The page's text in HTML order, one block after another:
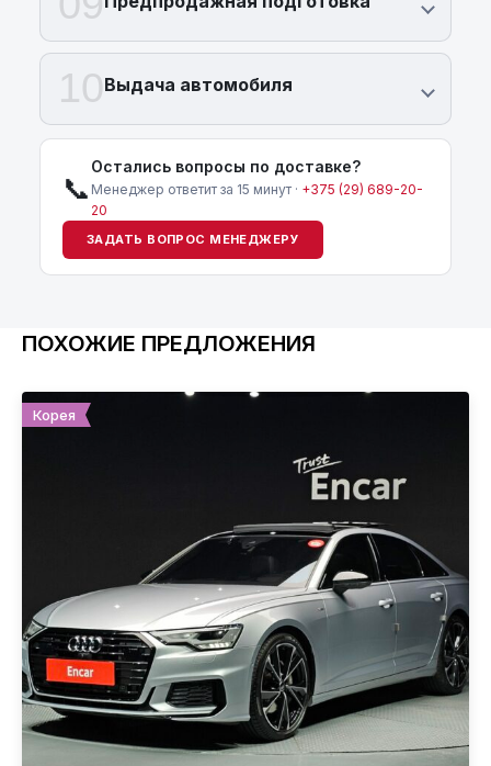
10Выдача автомобиля
📞
Остались вопросы по доставке?
Менеджер ответит за 15 минут · +375 (29) 689-20-
20
ЗАДАТЬ ВОПРОС МЕНЕДЖЕРУ
ПОХОЖИЕ ПРЕДЛОЖЕНИЯ
Корея